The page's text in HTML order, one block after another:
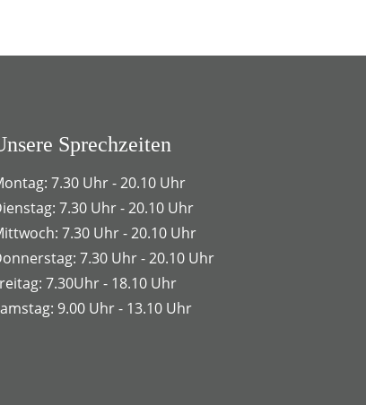
Sprechzeiten
7.30 Uhr - 20.10 Uhr
7.30 Uhr - 20.10 Uhr
7.30 Uhr - 20.10 Uhr
7.30 Uhr - 20.10 Uhr
7.30Uhr - 18.10 Uhr
9.00 Uhr - 13.10 Uhr